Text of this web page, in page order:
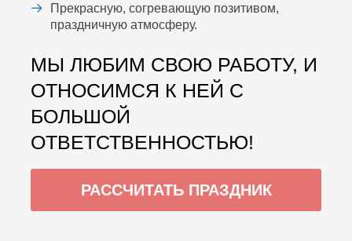
Прекрасную, согревающую позитивом,
праздничную атмосферу.
МЫ ЛЮБИМ СВОЮ РАБОТУ, И
ОТНОСИМСЯ К НЕЙ С
БОЛЬШОЙ
ОТВЕТСТВЕННОСТЬЮ!
РАССЧИТАТЬ ПРАЗДНИК